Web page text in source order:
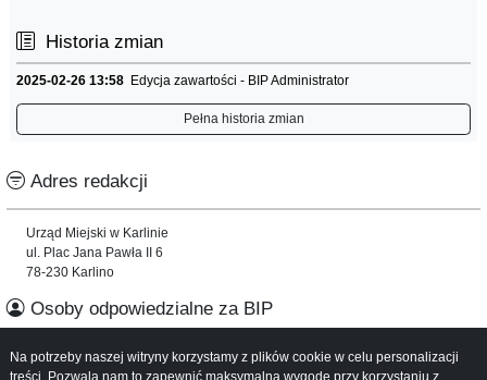
Historia zmian
2025-02-26 13:58 Edycja zawartości - BIP Administrator
Pełna historia zmian
Adres redakcji
Urząd Miejski w Karlinie
ul. Plac Jana Pawła II 6
78-230 Karlino
Osoby odpowiedzialne za BIP
Informacje o serwisie
Na potrzeby naszej witryny korzystamy z plików cookie w celu personalizacji
treści. Pozwala nam to zapewnić maksymalną wygodę przy korzystaniu z